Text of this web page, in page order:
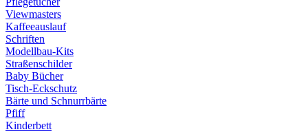
Viewmasters
Kaffeeauslauf
Schriften
Modellbau-Kits
Straßenschilder
Baby Bücher
Tisch-Eckschutz
Bärte und Schnurrbärte
Pfiff
Kinderbett